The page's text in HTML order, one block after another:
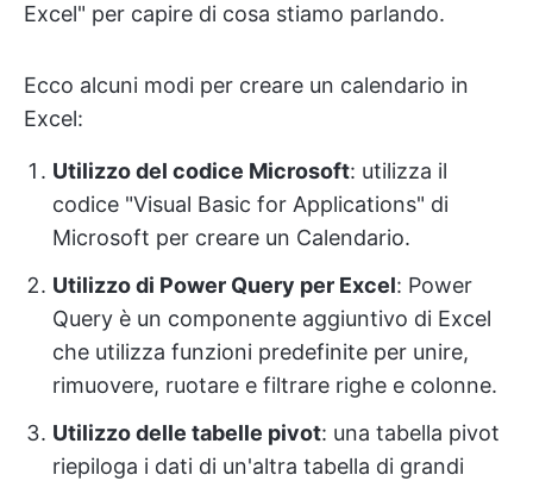
Excel" per capire di cosa stiamo parlando.
Ecco alcuni modi per creare un calendario in
Excel:
Utilizzo del codice Microsoft: utilizza il
codice "Visual Basic for Applications" di
Microsoft per creare un Calendario.
Utilizzo di Power Query per Excel: Power
Query è un componente aggiuntivo di Excel
che utilizza funzioni predefinite per unire,
rimuovere, ruotare e filtrare righe e colonne.
Utilizzo delle tabelle pivot: una tabella pivot
riepiloga i dati di un'altra tabella di grandi